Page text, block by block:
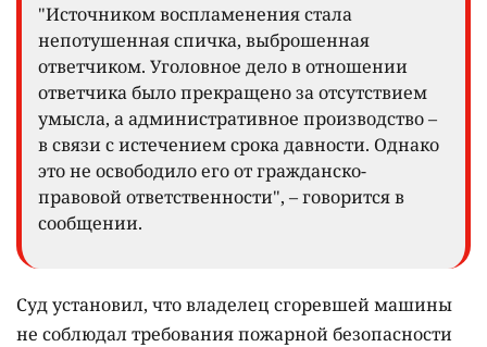
"Источником воспламенения стала
непотушенная спичка, выброшенная
ответчиком. Уголовное дело в отношении
ответчика было прекращено за отсутствием
умысла, а административное производство –
в связи с истечением срока давности. Однако
это не освободило его от гражданско-
правовой ответственности", – говорится в
сообщении.
Суд установил, что владелец сгоревшей машины
не соблюдал требования пожарной безопасности